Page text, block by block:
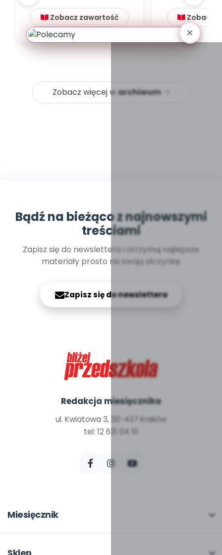
Zobacz zawartość Zobacz
Zobacz więcej w archiwum
Bądź na bieżąco z najnowszymi
treściami
Zapisz się do newslettera i otrzymuj najlepsze
materiały prosto na swoją skrzynkę
Zapisz się do newslettera
Redakcja miesięcznika
ul. Kwiatowa 3, 30-437 Kraków
tel: 12 631 04 10
Miesięcznik
W numerze